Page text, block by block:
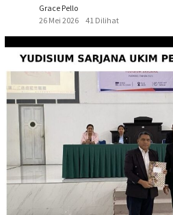
Grace Pello
26 Mei 2026
41 Dilihat